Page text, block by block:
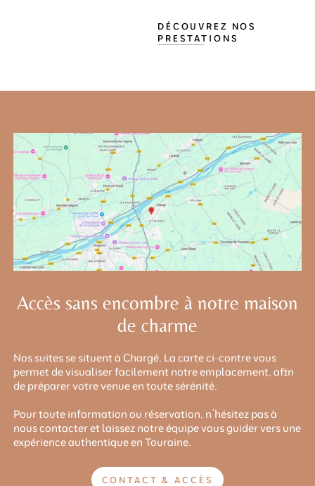
DÉCOUVREZ NOS
PRESTATIONS
Accès sans encombre à notre maison
de charme
Nos suites se situent à Chargé. La carte ci-contre vous
permet de visualiser facilement notre emplacement, afin
de préparer votre venue en toute sérénité.
Pour toute information ou réservation, n’hésitez pas à
nous contacter et laissez notre équipe vous guider vers une
expérience authentique en Touraine.
CONTACT & ACCÈS